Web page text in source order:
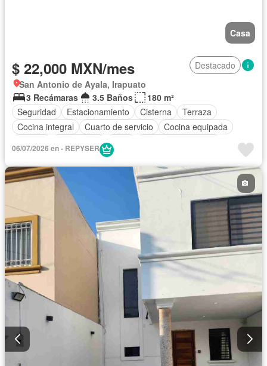
Casa
$ 22,000 MXN/mes
Destacado
San Antonio de Ayala, Irapuato
3 Recámaras
3.5 Baños
180 m²
Seguridad
Estacionamiento Cisterna
Terraza
Cocina integral
Cuarto de servicio
Cocina equipada
Agua
Completamente amueblado
06/07/2026 en - REPYSER